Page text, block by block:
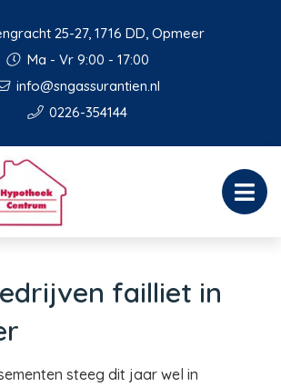
25-27, 1716 DD, Opmeer
Ma - Vr 9:00 - 17:00
info@sngassurantien.nl
0226-354144
failliet in
steeg dit jaar wel in